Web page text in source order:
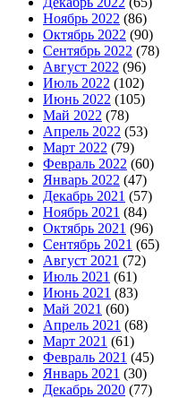
Ноябрь 2022 (86)
Октябрь 2022 (90)
Сентябрь 2022 (78)
Август 2022 (96)
Июль 2022 (102)
Июнь 2022 (105)
Май 2022 (78)
Апрель 2022 (53)
Март 2022 (79)
Февраль 2022 (60)
Январь 2022 (47)
Декабрь 2021 (57)
Ноябрь 2021 (84)
Октябрь 2021 (96)
Сентябрь 2021 (65)
Август 2021 (72)
Июль 2021 (61)
Июнь 2021 (83)
Май 2021 (60)
Апрель 2021 (68)
Март 2021 (61)
Февраль 2021 (45)
Январь 2021 (30)
Декабрь 2020 (77)